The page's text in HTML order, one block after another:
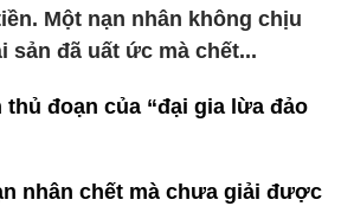
Một nạn nhân không chịu
sản đã uất ức mà chết...
thủ đoạn của “đại gia lừa đảo
nhân chết mà chưa giải được